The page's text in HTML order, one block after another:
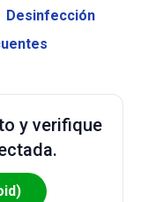
Desinfección
y verifique